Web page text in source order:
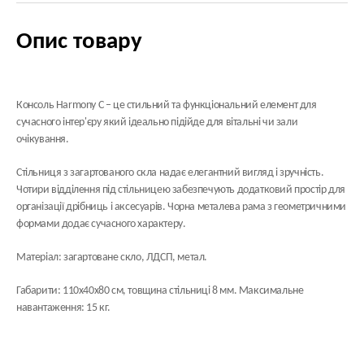
Опис товару
Консоль Harmony С – це стильний та функціональний елемент для
сучасного інтер'єру який ідеально підійде для вітальні чи зали
очікування.
Стільниця з загартованого скла надає елегантний вигляд і зручність.
Чотири відділення під стільницею забезпечують додатковий простір для
організації дрібниць і аксесуарів. Чорна металева рама з геометричними
формами додає сучасного характеру.
Матеріал: загартоване скло, ЛДСП, метал.
Габарити: 110х40х80 см, товщина стільниці 8 мм. Максимальне
навантаження: 15 кг.